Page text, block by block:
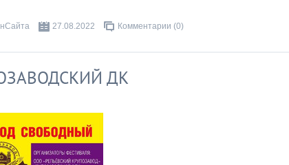
27.08.2022 Комментарии (0)
ДК